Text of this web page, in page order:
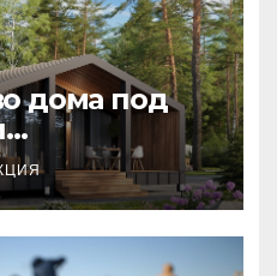
дома под
бюджета